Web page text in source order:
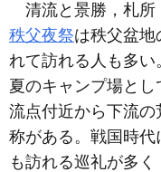
清流と景勝，札所
秩父夜祭は秩父盆地
れて訪れる人も多い
夏のキャンプ場と
流点付近から下流
称がある。戦国時
も訪れる巡礼が多